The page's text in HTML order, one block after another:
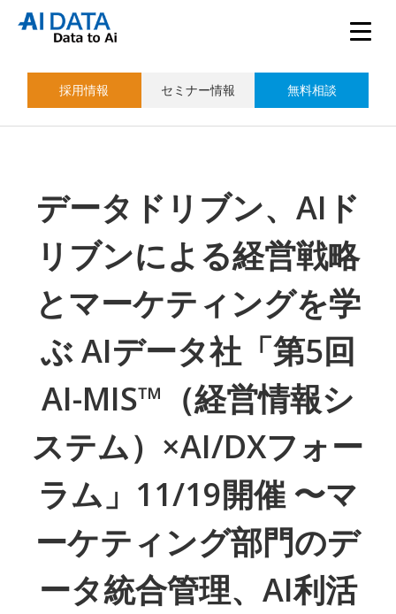
採用情報 セミナー情報 無料相談
データドリブン、AIド
リブンによる経営戦略
とマーケティングを学
ぶ AIデータ社「第5回
AI-MIS™（経営情報シ
ステム）×AI/DXフォー
ラム」11/19開催 〜マ
ーケティング部門のデ
ータ統合管理、AI利活